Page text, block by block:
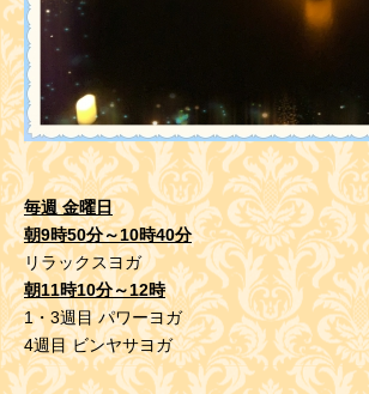
毎週 金曜日
朝9時50分～10時40分
リラックスヨガ
朝11時10分～12時
1・3週目 パワーヨガ
4週目 ビンヤサヨガ